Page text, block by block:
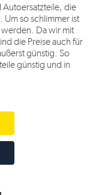
Autoersatzteile, die
so schlimmer ist
Da wir mit
die Preise auch für
günstig. So
günstig und in